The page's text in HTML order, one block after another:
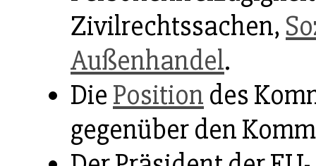
Zivilrechtssachen,
Außenhandel.
Die Position des
gegenüber den